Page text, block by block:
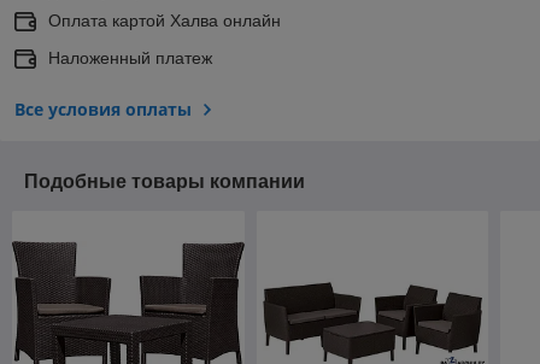
Оплата картой Халва онлайн
Наложенный платеж
Все условия оплаты
Подобные товары компании